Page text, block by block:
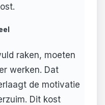
raken, moeten
werken. Dat
de motivatie
Dit kost